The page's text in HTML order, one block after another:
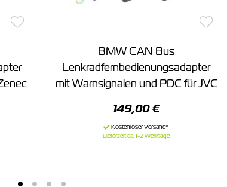
BMW CAN Bus
Lenkradfernbedienungsadapter
mit Warnsignalen und PDC für JVC
149,00 €
Lieferzeit ca. 1-2 Werktage